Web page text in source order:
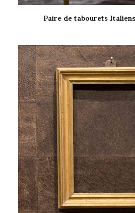
Paire de tabourets